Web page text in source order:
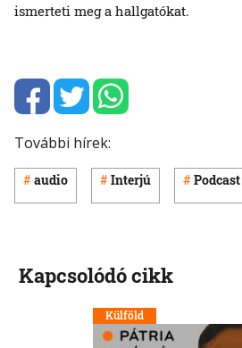
ismerteti meg a hallgatókat.
További hírek:
audio Interjú Podcast
Kapcsolódó cikk
Külföld